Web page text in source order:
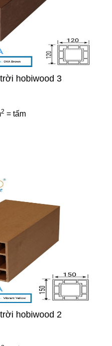
hobiwood 3
2 = tấm
hobiwood 2